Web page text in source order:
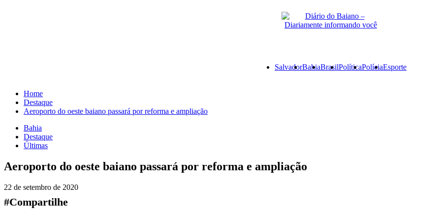
PrimarySalvadorBahiaBrasilPolíticaPolíciaEsporte
Home
Destaque
Aeroporto do oeste baiano passará por reforma e ampliação
Bahia
Destaque
Últimas
Aeroporto do oeste baiano passará por reforma e ampliação
22 de setembro de 2020
#Compartilhe